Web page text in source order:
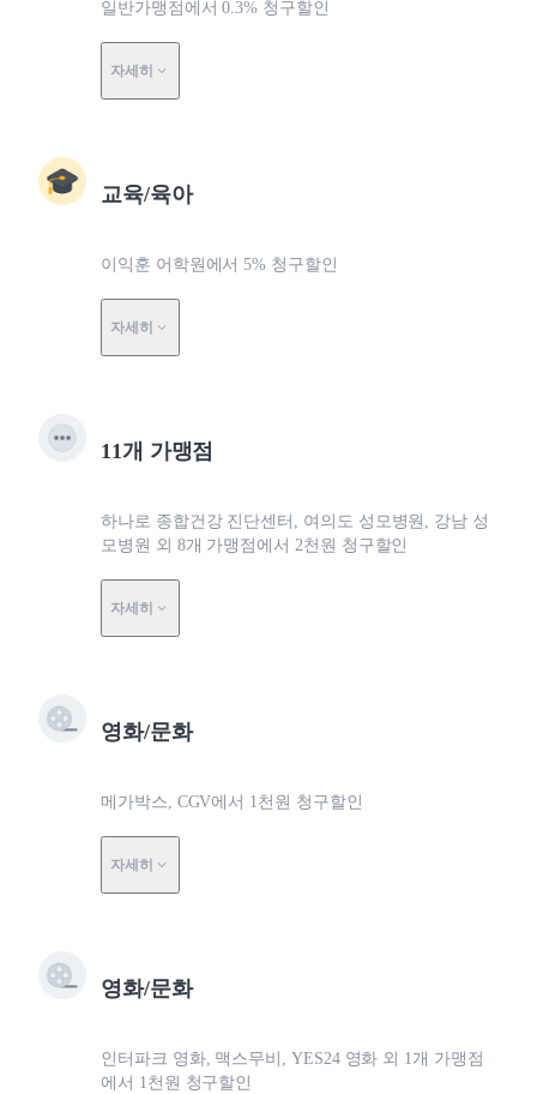
일반가맹점에서 0.3% 청구할인
자세히
교육/육아
이익훈 어학원에서 5% 청구할인
자세히
11개 가맹점
하나로 종합건강 진단센터, 여의도 성모병원, 강남 성
모병원 외 8개 가맹점에서 2천원 청구할인
자세히
영화/문화
메가박스, CGV에서 1천원 청구할인
자세히
영화/문화
인터파크 영화, 맥스무비, YES24 영화 외 1개 가맹점
에서 1천원 청구할인